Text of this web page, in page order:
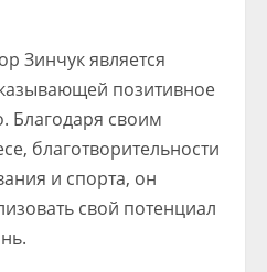
Зинчук является
позитивное
Благодаря своим
благотворительности
и спорта, он
свой потенциал